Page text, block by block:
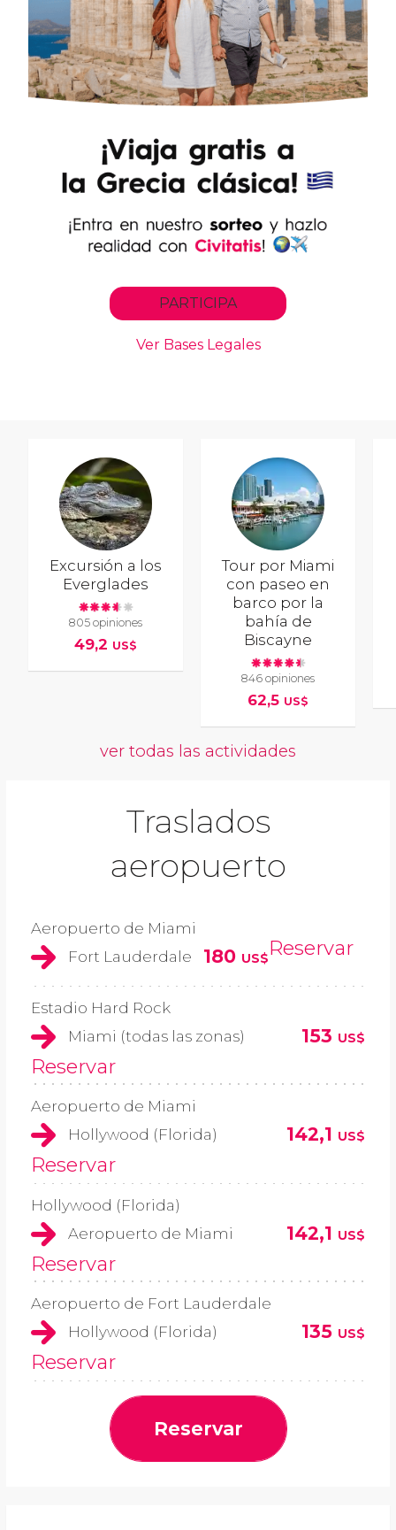
Excursión a los
Everglades
805 opiniones
49,2 US$
Tour por Miami
con paseo en
barco por la
bahía de
Biscayne
846 opiniones
62,5 US$
ver todas las actividades
Traslados
aeropuerto
Aeropuerto de Miami
Fort Lauderdale
180 US$Reservar
Estadio Hard Rock
Miami (todas las zonas)
153 US$
Reservar
Aeropuerto de Miami
Hollywood (Florida)
142,1 US$
Reservar
Hollywood (Florida)
Aeropuerto de Miami
142,1 US$
Reservar
Aeropuerto de Fort Lauderdale
Hollywood (Florida)
135 US$
Reservar
Reservar